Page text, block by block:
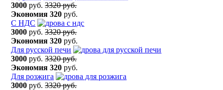
3000 руб.3320 руб.
Экономия 320 руб.
С НДС
3000 руб.3320 руб.
Экономия 320 руб.
Для русской печи
3000 руб.3320 руб.
Экономия 320 руб.
Для розжига
3000 руб.3320 руб.